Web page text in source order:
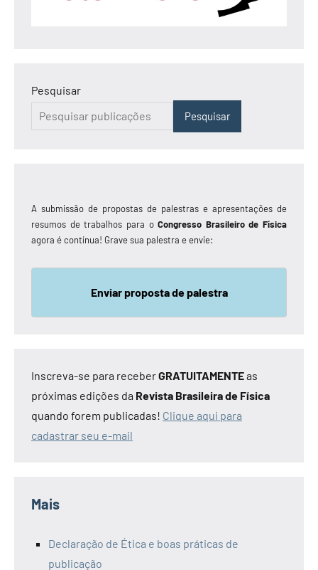
Pesquisar
Pesquisar
A submissão de propostas de palestras e apresentações de
resumos de trabalhos para oCongresso Brasileiro de Física
agora é contínua! Grave sua palestra e envie:
Enviar proposta de palestra
Inscreva-se para receberGRATUITAMENTEas
próximas edições da Revista Brasileira de Física
quando forem publicadas! Clique aqui para
cadastrar seu e-mail
Mais
Declaração de Ética e boas práticas de
publicação